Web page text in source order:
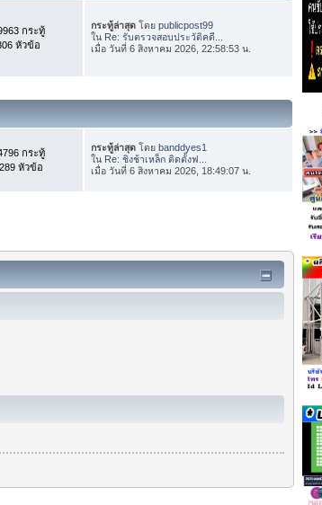
กระทู้
หัวข้อ
กระทู้ล่าสุด โดยpublicpost99
ใน Re: รับตรวจสอบประวัติคดี...
เมื่อ วันที่ 6 สิงหาคม 2026, 22:58:53 น.
กระทู้
หัวข้อ
กระทู้ล่าสุด โดยbanddyes1
ใน Re: ชิงช้าเหล็ก ติดตั้งฟ...
เมื่อ วันที่ 6 สิงหาคม 2026, 18:49:07 น.